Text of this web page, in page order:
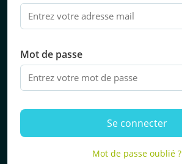
Mot de passe
Se connecter
Mot de passe oublié ?